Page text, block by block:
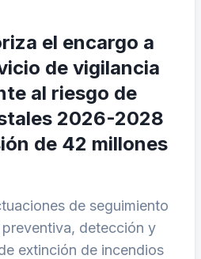
el encargo a
de vigilancia
al riesgo de
2026-2028
de 42 millones
de seguimiento
detección y
extinción de incendios